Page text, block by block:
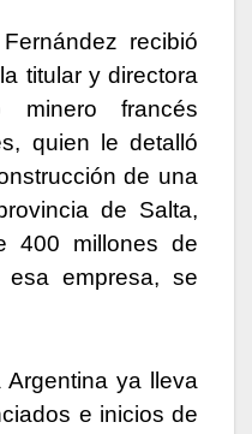
recibió
titular y directora
minero francés
quien le detalló
de una
de Salta,
400 millones de
empresa, se
ya lleva
e inicios de